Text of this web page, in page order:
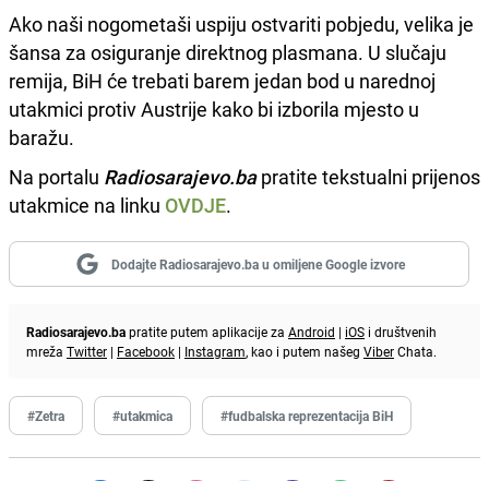
Ako naši nogometaši uspiju ostvariti pobjedu, velika je
šansa za osiguranje direktnog plasmana. U slučaju
remija, BiH će trebati barem jedan bod u narednoj
utakmici protiv Austrije kako bi izborila mjesto u
baražu.
Na portalu Radiosarajevo.bapratite tekstualni prijenos
utakmice na linku OVDJE.
Dodajte Radiosarajevo.ba u omiljene Google izvore
Radiosarajevo.bapratite putem aplikacije za Android | iOS i društvenih
mreža Twitter | Facebook | Instagram, kao i putem našeg ViberChata.
#Zetra #utakmica #fudbalska reprezentacija BiH